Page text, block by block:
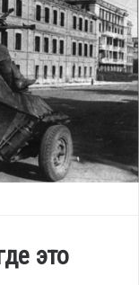
это